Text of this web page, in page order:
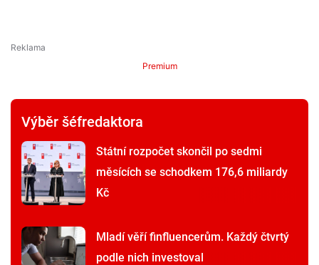
Premium
Výběr šéfredaktora
Státní rozpočet skončil po sedmi
měsících se schodkem 176,6 miliardy
Kč
Mladí věří finfluencerům. Každý čtvrtý
podle nich investoval